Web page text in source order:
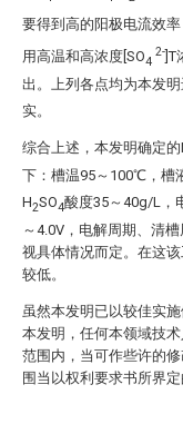
要得到高的阳极电流效率
用高温和高浓度[SO4
2-]T
出。上列各点均为本发
实。
综合上述，本发明确定的
下：槽温95～100℃，槽
H2SO4酸度35～40g/L，
～4.0V，电解周期、清
视具体情况而定。在这
较低。
虽然本发明已以较佳实
本发明，任何本领域技
范围内，当可作些许的
围当以权利要求书所界定